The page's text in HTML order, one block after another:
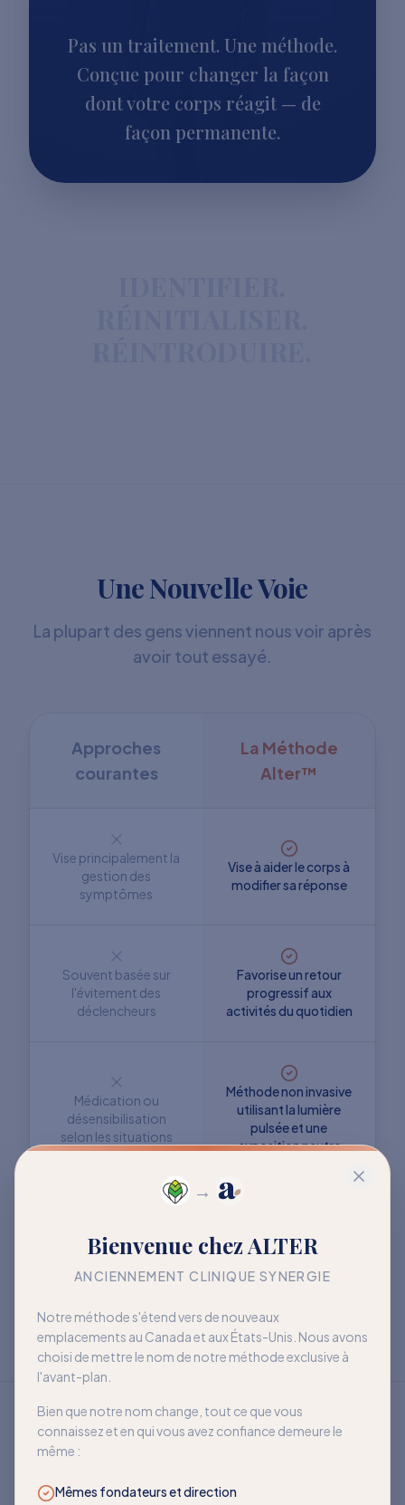
→
Bienvenue chez ALTER
ANCIENNEMENT CLINIQUE SYNERGIE
Notre méthode s'étend vers de nouveaux
emplacements au Canada et aux États-Unis. Nous avons
choisi de mettre le nom de notre méthode exclusive à
l'avant-plan.
Bien que notre nom change, tout ce que vous
connaissez et en qui vous avez confiance demeure le
même :
Mêmes fondateurs et direction
Pas un traitement. Une méthode.
Conçue pour changer la façon
dont votre corps réagit — de
façon permanente.
Une Nouvelle Voie
La plupart des gens viennent nous voir après
avoir tout essayé.
Approches
courantes
La Méthode
Alter™
Vise principalement la
gestion des
symptômes
Vise à aider le corps à
modifier sa réponse
Souvent basée sur
l'évitement des
déclencheurs
Favorise un retour
progressif aux
activités du quotidien
Médication ou
désensibilisation
selon les situations
Méthode non invasive
utilisant la lumière
pulsée et une
exposition neutre
Objectif : mieux vivre
avec la sensibilité
davantage de liberté